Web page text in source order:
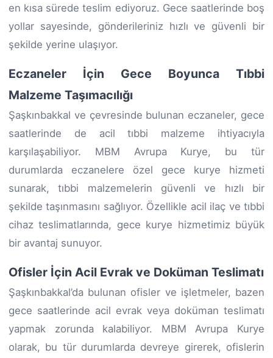
en kısa sürede teslim ediyoruz. Gece saatlerinde boş
yollar sayesinde, gönderileriniz hızlı ve güvenli bir
şekilde yerine ulaşıyor.
Eczaneler İçin Gece Boyunca Tıbbi
Malzeme Taşımacılığı
Şaşkınbakkal ve çevresinde bulunan eczaneler, gece
saatlerinde de acil tıbbi malzeme ihtiyacıyla
karşılaşabiliyor. MBM Avrupa Kurye, bu tür
durumlarda eczanelere özel gece kurye hizmeti
sunarak, tıbbi malzemelerin güvenli ve hızlı bir
şekilde taşınmasını sağlıyor. Özellikle acil ilaç ve tıbbi
cihaz teslimatlarında, gece kurye hizmetimiz büyük
bir avantaj sunuyor.
Ofisler İçin Acil Evrak ve Doküman Teslimatı
Şaşkınbakkal’da bulunan ofisler ve işletmeler, bazen
gece saatlerinde acil evrak veya doküman teslimatı
yapmak zorunda kalabiliyor. MBM Avrupa Kurye
olarak, bu tür durumlarda devreye girerek, ofislerin